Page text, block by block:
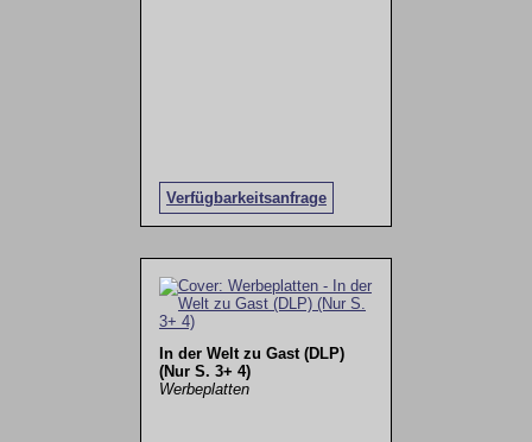
Verfügbarkeitsanfrage
In der Welt zu Gast (DLP)
(Nur S. 3+ 4)
Werbeplatten